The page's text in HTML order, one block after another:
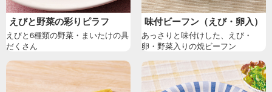
えびと野菜の彩りピラフ
えびと6種類の野菜・まいたけの具
だくさん
味付ビーフン（えび・卵入）
あっさりと味付けした、えび・
卵・野菜入りの焼ビーフン